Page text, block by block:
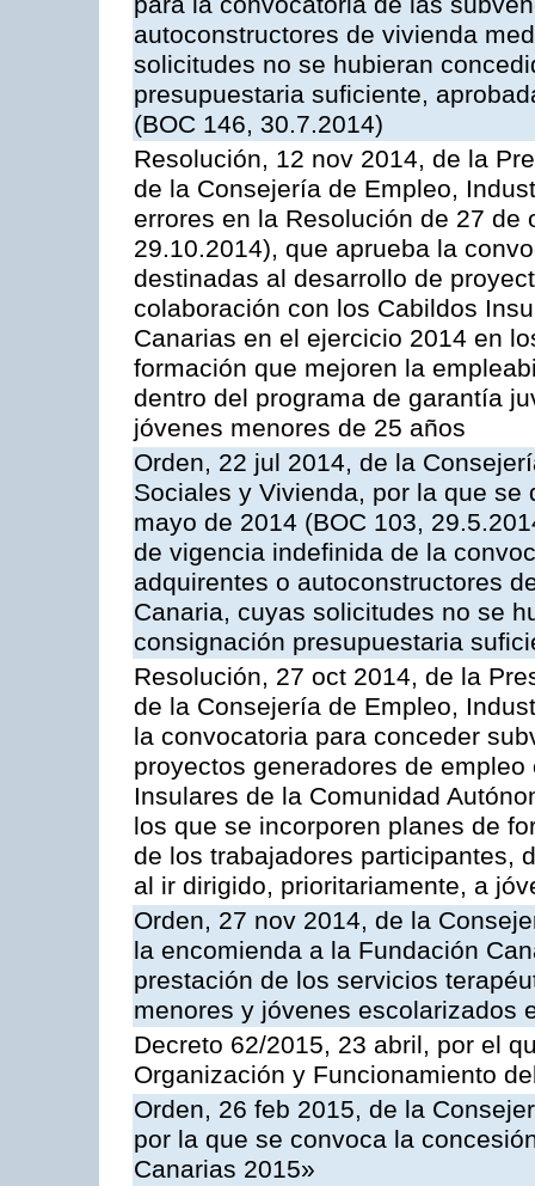
autoconstructores de vivienda
solicitudes no se hubieran
presupuestaria suficiente,
(BOC 146, 30.7.2014)
Resolución, 12 nov 2014, de la
de la Consejería de Empleo,
errores en la Resolución de 27 de
29.10.2014), que aprueba la
destinadas al desarrollo de
colaboración con los Cabildos
Canarias en el ejercicio 2014 en
formación que mejoren la
dentro del programa de garantía
jóvenes menores de 25 años
Orden, 22 jul 2014, de la
Sociales y Vivienda, por la que
mayo de 2014 (BOC 103,
de vigencia indefinida de la
adquirentes o autoconstructores
Canaria, cuyas solicitudes no se
consignación presupuestaria
Resolución, 27 oct 2014, de la
de la Consejería de Empleo,
la convocatoria para conceder
proyectos generadores de
Insulares de la Comunidad
los que se incorporen planes de
de los trabajadores participantes,
al ir dirigido, prioritariamente, a
Orden, 27 nov 2014, de la
la encomienda a la Fundación
prestación de los servicios
menores y jóvenes escolarizados
Decreto 62/2015, 23 abril, por el
Organización y Funcionamiento
Orden, 26 feb 2015, de la
por la que se convoca la
Canarias 2015»